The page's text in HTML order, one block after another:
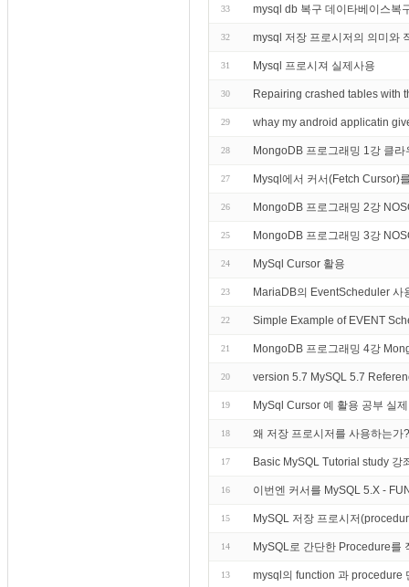
33 mysql db 복구 데이타베이스복
32 mysql 저장 프로시저의 의미와
31 Mysql 프로시져 실제사용
30 Repairing crashed tables with
29 whay my android applicatin
28 MongoDB 프로그래밍 1강 클
27 Mysql에서 커서(Fetch Cursor)
26 MongoDB 프로그래밍 2강
25 MongoDB 프로그래밍 3강
24 MySql Cursor 활용
23 MariaDB의 EventScheduler 사
22 Simple Example of EVENT
21 MongoDB 프로그래밍 4강
20 version 5.7 MySQL 5.7
19 MySql Cursor 예 활용 공부 실
18 왜 저장 프로시저를 사용하는가?
17 Basic MySQL Tutorial study 강
16 이번엔 커서를 MySQL 5.X -
15 MySQL 저장 프로시저
14 MySQL로 간단한 Procedure를
13 mysql의 function 과 procedure